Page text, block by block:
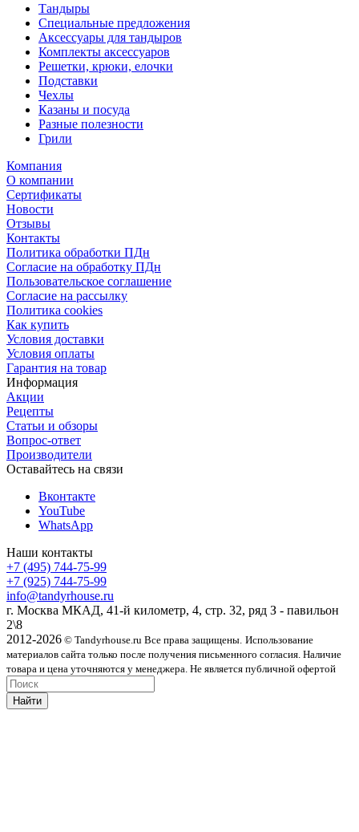
Тандыры
Специальные предложения
Аксессуары для тандыров
Комплекты аксессуаров
Решетки, крюки, елочки
Подставки
Чехлы
Казаны и посуда
Разные полезности
Грили
Компания
О компании
Сертификаты
Новости
Отзывы
Контакты
Политика обработки ПДн
Согласие на обработку ПДн
Пользовательское соглашение
Согласие на рассылку
Политика cookies
Как купить
Условия доставки
Условия оплаты
Гарантия на товар
Информация
Акции
Рецепты
Статьи и обзоры
Вопрос-ответ
Производители
Оставайтесь на связи
Вконтакте
YouTube
WhatsApp
Наши контакты
+7 (495) 744-75-99
+7 (925) 744-75-99
info@tandyrhouse.ru
г. Москва МКАД, 41-й километр, 4, стр. 32, ряд З - павильон
2\8
2012-2026 © Tandyrhouse.ru Все права защищены. Использование
материалов сайта только после получения письменного согласия. Наличие
товара и цена уточняются у менеджера. Не является публичной офертой
Найти